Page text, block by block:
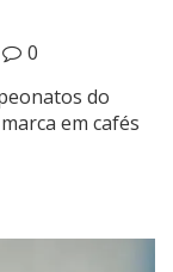
0
do
em cafés